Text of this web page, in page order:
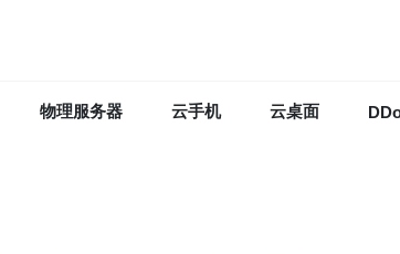
物理服务器 云手机 云桌面